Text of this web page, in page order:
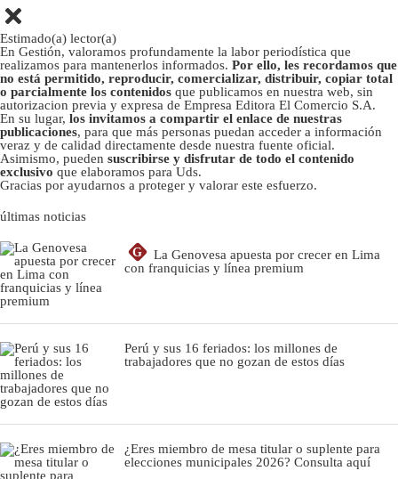
Estimado(a) lector(a)
En Gestión, valoramos profundamente la labor periodística que
realizamos para mantenerlos informados. Por ello, les recordamos que
no está permitido, reproducir, comercializar, distribuir, copiar total
o parcialmente los contenidos que publicamos en nuestra web, sin
autorizacion previa y expresa de Empresa Editora El Comercio S.A.
En su lugar, los invitamos a compartir el enlace de nuestras
publicaciones, para que más personas puedan acceder a información
veraz y de calidad directamente desde nuestra fuente oficial.
Asimismo, pueden suscribirse y disfrutar de todo el contenido
exclusivo que elaboramos para Uds.
Gracias por ayudarnos a proteger y valorar este esfuerzo.
últimas noticias
G
La Genovesa apuesta por crecer en Lima
con franquicias y línea premium
Perú y sus 16 feriados: los millones de
trabajadores que no gozan de estos días
¿Eres miembro de mesa titular o suplente para
elecciones municipales 2026? Consulta aquí